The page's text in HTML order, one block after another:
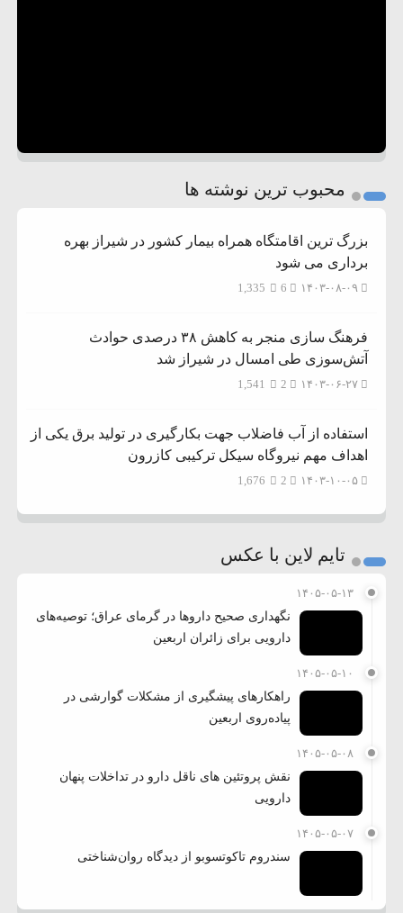
محبوب ترین نوشته ها
بزرگ ترین اقامتگاه همراه بیمار کشور در شیراز بهره
برداری می شود
۱۴۰۳-۰۸-۰۹ 1,335
فرهنگ سازی منجر به کاهش ۳۸ درصدی حوادث
آتش‌سوزی طی امسال در شیراز شد
۱۴۰۳-۰۶-۲۷ 1,541
استفاده از آب فاضلاب جهت بکارگیری در تولید برق یکی از
اهداف مهم نیروگاه سیکل ترکیبی کازرون
۱۴۰۳-۱۰-۰۵ 1,676
تایم لاین با عکس
۱۴۰۵-۰۵-۱۳
نگهداری صحیح داروها در گرمای عراق؛ توصیه‌های
دارویی برای زائران اربعین
۱۴۰۵-۰۵-۱۰
راهکارهای پیشگیری از مشکلات گوارشی در
پیاده‌روی اربعین
۱۴۰۵-۰۵-۰۸
نقش پروتئین های ناقل دارو در تداخلات پنهان
دارویی
۱۴۰۵-۰۵-۰۷
سندروم تاکوتسوبو از دیدگاه روان‌شناختی